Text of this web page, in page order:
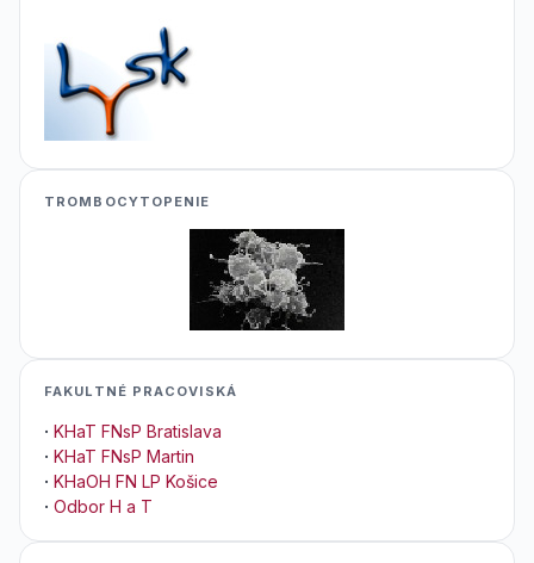
TROMBOCYTOPENIE
FAKULTNÉ PRACOVISKÁ
· KHaT FNsP Bratislava
· KHaT FNsP Martin
· KHaOH FN LP Košice
· Odbor H a T